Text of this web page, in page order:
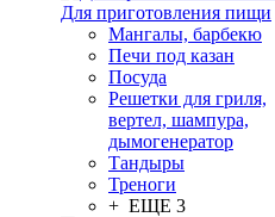
Для приготовления пищи
Мангалы, барбекю
Печи под казан
Посуда
Решетки для гриля,
вертел, шампура,
дымогенератор
Тандыры
Треноги
+ ЕЩЕ 3